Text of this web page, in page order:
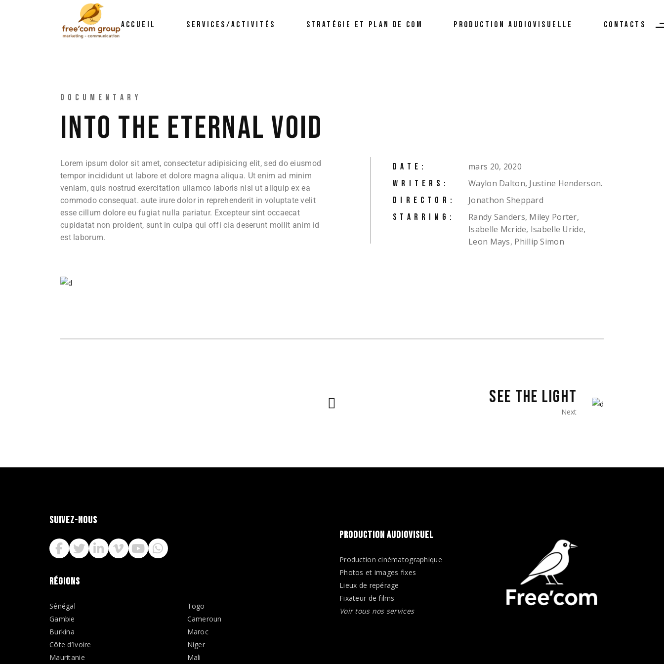
ACCUEIL SERVICES/ACTIVITÉS STRATÉGIE ET PLAN DE COM PRODUCTION AUDIOVISUELLE CONTACTS
Organisation
Marketing Digital
DOCUMENTARY
INTO THE ETERNAL VOID
Lorem ipsum dolor sit amet, consectetur adipisicing elit, sed do eiusmod
tempor incididunt ut labore et dolore magna aliqua. Ut enim ad minim
veniam, quis nostrud exercitation ullamco laboris nisi ut aliquip ex ea
commodo consequat. aute irure dolor in reprehenderit in voluptate velit
esse cillum dolore eu fugiat nulla pariatur. Excepteur sint occaecat
cupidatat non proident, sunt in culpa qui offi cia deserunt mollit anim id
est laborum.
DATE: mars 20, 2020
WRITERS: Waylon Dalton, Justine Henderson.
DIRECTOR: Jonathon Sheppard
STARRING:
Randy Sanders, Miley Porter,
Isabelle Mcride, Isabelle Uride,
Leon Mays, Phillip Simon
SEE THE LIGHT
Next
SUIVEZ-NOUS
RÉGIONS
Sénégal
Gambie
Burkina
Côte d’Ivoire
Mauritanie
Togo
Cameroun
Maroc
Niger
Mali
PRODUCTION AUDIOVISUEL
Production cinématographique
Photos et images fixes
Lieux de repérage
Fixateur de films
Voir tous nos services